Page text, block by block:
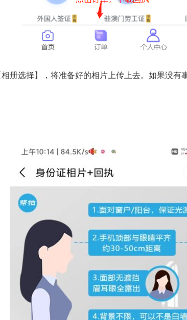
册选择】，将准备好的相片上传上去。如果没有